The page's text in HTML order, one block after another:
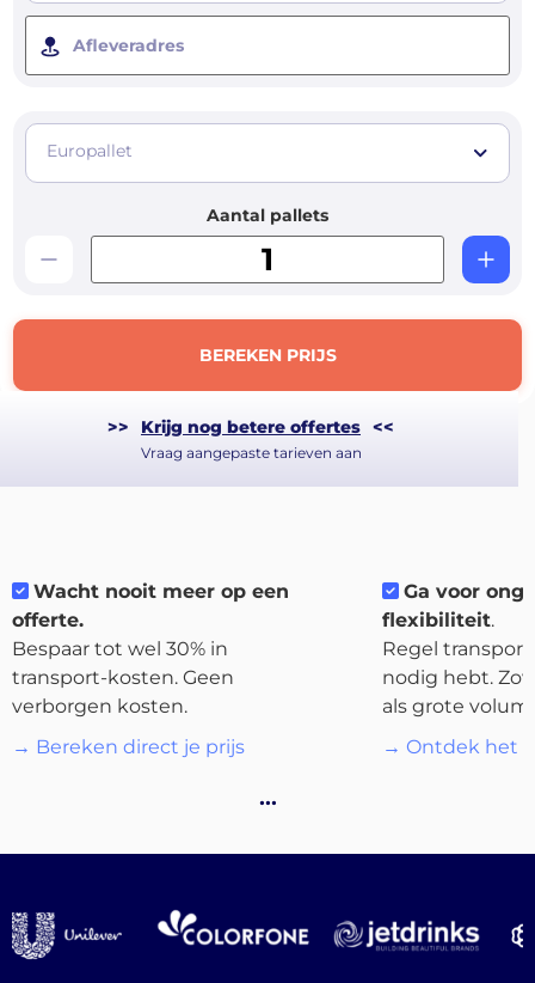
platform
Bestemmingen
Afleveradres
Europallet
Aantal pallets
BEREKEN PRIJS
>> Krijg nog betere offertes <<
Vraag aangepaste tarieven aan
Wacht nooit meer op een
offerte.
Bespaar tot wel 30% in
transport-kosten. Geen
verborgen kosten.
→ Bereken direct je prijs
Ga voor
flexibiliteit.
Regel
nodig hebt.
als grote
→ Ontdek het
…